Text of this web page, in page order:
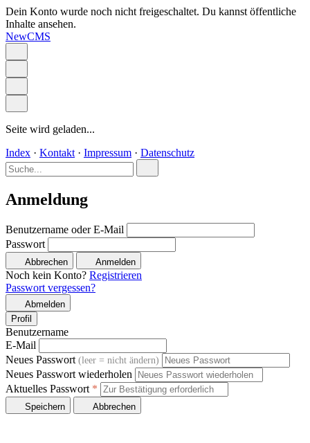
Dein Konto wurde noch nicht freigeschaltet. Du kannst öffentliche
Inhalte ansehen.
NewCMS
Seite wird geladen...
Index · Kontakt · Impressum · Datenschutz
Anmeldung
Benutzername oder E-Mail
Passwort
Abbrechen Anmelden
Noch kein Konto? Registrieren
Passwort vergessen?
Abmelden
Profil
Benutzername
E-Mail
Neues Passwort (leer = nicht ändern)
Neues Passwort wiederholen
Aktuelles Passwort *
Speichern Abbrechen